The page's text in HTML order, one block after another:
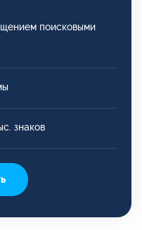
поисковыми
знаков